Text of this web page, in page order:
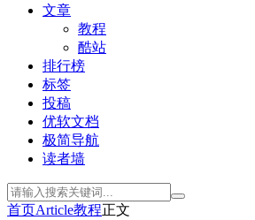
文章
教程
酷站
排行榜
标签
投稿
优软文档
极简导航
读者墙
首页Article教程正文